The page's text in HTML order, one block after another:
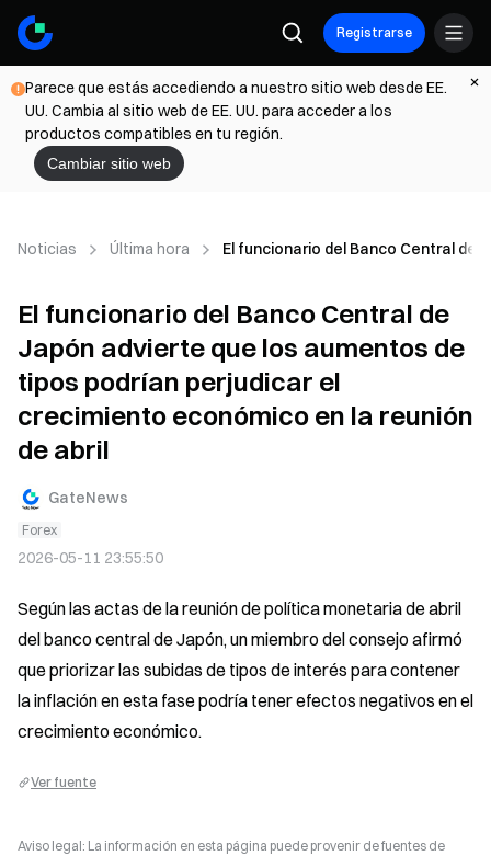
Registrarse
Parece que estás accediendo a nuestro sitio web desde EE.
UU. Cambia al sitio web de EE. UU. para acceder a los
productos compatibles en tu región.
Cambiar sitio web
Noticias Última hora El funcionario del Banco Central de
El funcionario del Banco Central de
Japón advierte que los aumentos de
tipos podrían perjudicar el
crecimiento económico en la reunión
de abril
GateNews
Forex
2026-05-11 23:55:50
Según las actas de la reunión de política monetaria de abril
del banco central de Japón, un miembro del consejo afirmó
que priorizar las subidas de tipos de interés para contener
la inflación en esta fase podría tener efectos negativos en el
crecimiento económico.
Ver fuente
Aviso legal: La información en esta página puede provenir de fuentes de